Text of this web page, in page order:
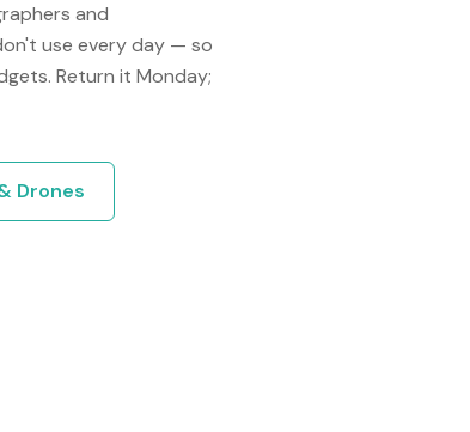
and
use every day — so
Return it Monday;
Drones